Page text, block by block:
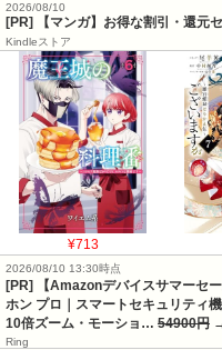
2026/08/10
[PR] 【マンガ】お得な割引・還元
Kindleストア
¥713
2026/08/10 13:30時点
[PR] 【Amazonデバイスサマーセ
ホン プロ｜スマートセキュリティ
10倍ズーム・モーショ… 54900円
Ring